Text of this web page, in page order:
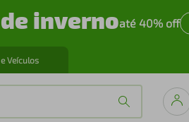
invernoaté 40% off
Veículos